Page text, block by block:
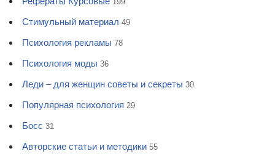
Стимульный материал 49
Психология рекламы 78
Психология моды 36
Леди – для женщин советы и секреты 30
Популярная психология 29
Босс 31
Авторские статьи и методики 55